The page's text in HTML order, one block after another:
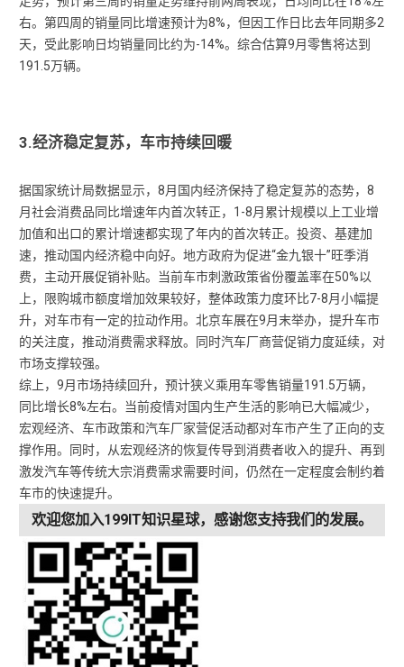
右。第四周的销量同比增速预计为8%，但因工作日比去年同期多2
天，受此影响日均销量同比约为-14%。综合估算9月零售将达到
191.5万辆。
3.经济稳定复苏，车市持续回暖
据国家统计局数据显示，8月国内经济保持了稳定复苏的态势，8
月社会消费品同比增速年内首次转正，1-8月累计规模以上工业增
加值和出口的累计增速都实现了年内的首次转正。投资、基建加
速，推动国内经济稳中向好。地方政府为促进“金九银十”旺季消
费，主动开展促销补贴。当前车市刺激政策省份覆盖率在50%以
上，限购城市额度增加效果较好，整体政策力度环比7-8月小幅提
升，对车市有一定的拉动作用。北京车展在9月末举办，提升车市
的关注度，推动消费需求释放。同时汽车厂商营促销力度延续，对
市场支撑较强。
综上，9月市场持续回升，预计狭义乘用车零售销量191.5万辆，
同比增长8%左右。当前疫情对国内生产生活的影响已大幅减少，
宏观经济、车市政策和汽车厂家营促活动都对车市产生了正向的支
撑作用。同时，从宏观经济的恢复传导到消费者收入的提升、再到
激发汽车等传统大宗消费需求需要时间，仍然在一定程度会制约着
车市的快速提升。
欢迎您加入199IT知识星球，感谢您支持我们的发展。